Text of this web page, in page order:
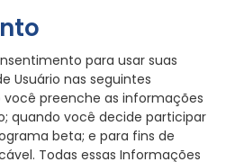
para usar suas
Usuário nas seguintes
preenche as informações
quando você decide participar
beta; e para fins de
Todas essas Informações